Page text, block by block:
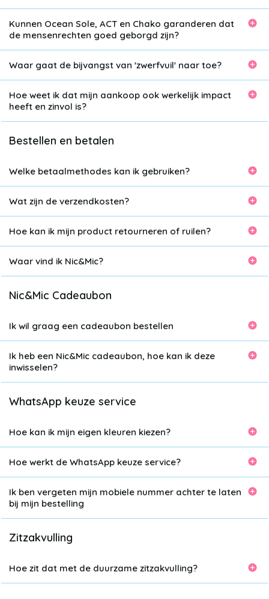
Kunnen Ocean Sole, ACT en Chako garanderen dat
de mensenrechten goed geborgd zijn?
Waar gaat de bijvangst van 'zwerfvuil' naar toe?
Hoe weet ik dat mijn aankoop ook werkelijk impact
heeft en zinvol is?
Bestellen en betalen
Welke betaalmethodes kan ik gebruiken?
Wat zijn de verzendkosten?
Hoe kan ik mijn product retourneren of ruilen?
Waar vind ik Nic&Mic?
Nic&Mic Cadeaubon
Ik wil graag een cadeaubon bestellen
Ik heb een Nic&Mic cadeaubon, hoe kan ik deze
inwisselen?
WhatsApp keuze service
Hoe kan ik mijn eigen kleuren kiezen?
Hoe werkt de WhatsApp keuze service?
Ik ben vergeten mijn mobiele nummer achter te laten
bij mijn bestelling
Zitzakvulling
Hoe zit dat met de duurzame zitzakvulling?